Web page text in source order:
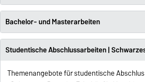
Bachelor- und Masterarbeiten
Studentische Abschlussarbeiten |
Themenangebote für studentische